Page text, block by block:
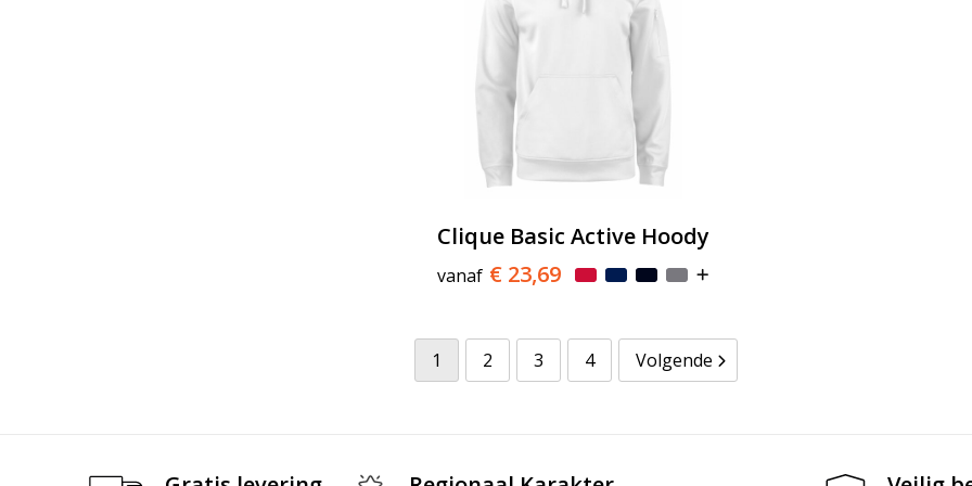
Clique Basic Active Hoody
vanaf € 23,69
1 2 3 4 Volgende